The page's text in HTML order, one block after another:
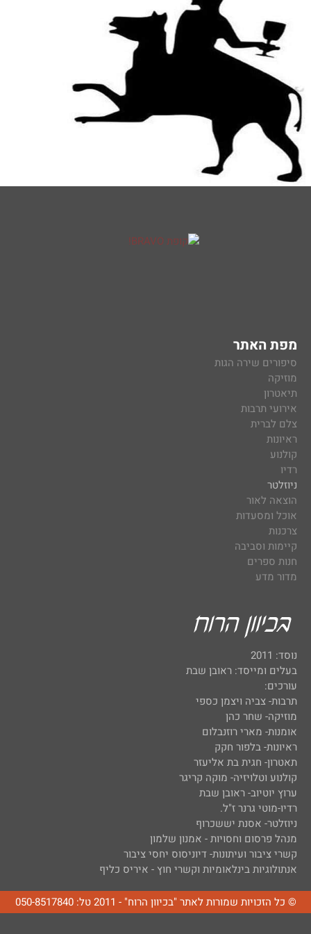
מפת האתר
סיפורים שירה הגות
מוזיקה
תיאטרון
אירועי תרבות
צלם לברית
ראיונות
קולנוע
רדיו
ניוזלטר
הוצאה לאור
אוכל ומסעדות
צרכנות
קיימות וסביבה
חנות ספרים
מדור מדע
נוסד: 2011
בעלים ומייסד: ראובן שבת
עורכים:
תרבות- צביה ויצמן כספי
מוזיקה- שחר כהן
אומנות- מארי רוזנבלום
ראיונות- בלפור חקק
תאטרון- חגית בת אליעזר
קולנוע וטלויזיה- מוקה קריגר
ערוץ יוטיוב- ראובן שבת
רדיו-מוטי גרנר ז"ל.
ניוזלטר- אסנת יששכרוף
מנהל פרסום וחסויות - אמנון שלמון
קשרי ציבור ועיתונות- דיוניסוס יחסי ציבור
אנתולוגיות בינלאומיות וקשרי חוץ - איריס כליף
© כל הזכויות שמורות לאתר "בכיוון הרוח" - 2011 טל: 050-8517840